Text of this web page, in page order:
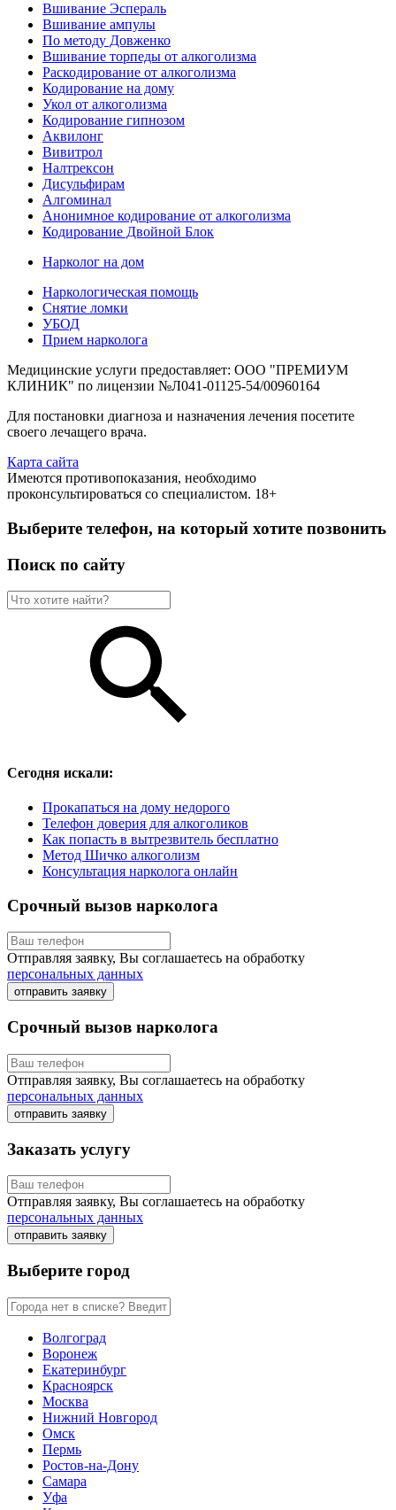
Вшивание Эспераль
Вшивание ампулы
По методу Довженко
Вшивание торпеды от алкоголизма
Раскодирование от алкоголизма
Кодирование на дому
Укол от алкоголизма
Кодирование гипнозом
Аквилонг
Вивитрол
Налтрексон
Дисульфирам
Алгоминал
Анонимное кодирование от алкоголизма
Кодирование Двойной Блок
Нарколог на дом
Наркологическая помощь
Снятие ломки
УБОД
Прием нарколога
Медицинские услуги предоставляет: ООО "ПРЕМИУМ
КЛИНИК" по лицензии №Л041-01125-54/00960164
Для постановки диагноза и назначения лечения посетите
своего лечащего врача.
Карта сайта
Имеются противопоказания, необходимо
проконсультироваться со специалистом. 18+
Выберите телефон, на который хотите позвонить
Поиск по сайту
Сегодня искали:
Прокапаться на дому недорого
Телефон доверия для алкоголиков
Как попасть в вытрезвитель бесплатно
Метод Шичко алкоголизм
Консультация нарколога онлайн
Срочный вызов нарколога
Отправляя заявку, Вы соглашаетесь на обработку
персональных данных
отправить заявку
Срочный вызов нарколога
Отправляя заявку, Вы соглашаетесь на обработку
персональных данных
отправить заявку
Заказать услугу
Отправляя заявку, Вы соглашаетесь на обработку
персональных данных
отправить заявку
Выберите город
Волгоград
Воронеж
Екатеринбург
Красноярск
Москва
Нижний Новгород
Омск
Пермь
Ростов-на-Дону
Самара
Уфа